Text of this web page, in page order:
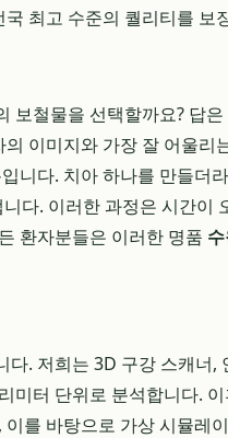
최고 수준의 퀄리티를 보
보철물을 선택할까요? 답
이미지와 가장 잘 어울리
니다. 치아 하나를 만들더
다. 이러한 과정은 시간이
환자분들은 이러한 명품
. 저희는 3D 구강 스캐너,
미터 단위로 분석합니다.
를 바탕으로 가상 시뮬레